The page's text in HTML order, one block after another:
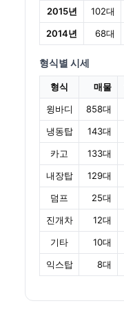
2015년
102대
2014년
68대
형식별 시세
형식 매물
윙바디
858대
냉동탑
143대
카고
133대
내장탑
129대
덤프
25대
진개차
12대
기타
10대
익스탑
8대